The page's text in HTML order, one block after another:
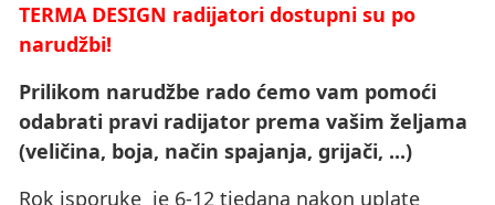
TERMA DESIGN radijatori dostupni su po
narudžbi!
Prilikom narudžbe rado ćemo vam pomoći
odabrati pravi radijator prema vašim željama
(veličina, boja, način spajanja, grijači, ...)
Rok isporuke je 6-12 tjedana nakon uplate